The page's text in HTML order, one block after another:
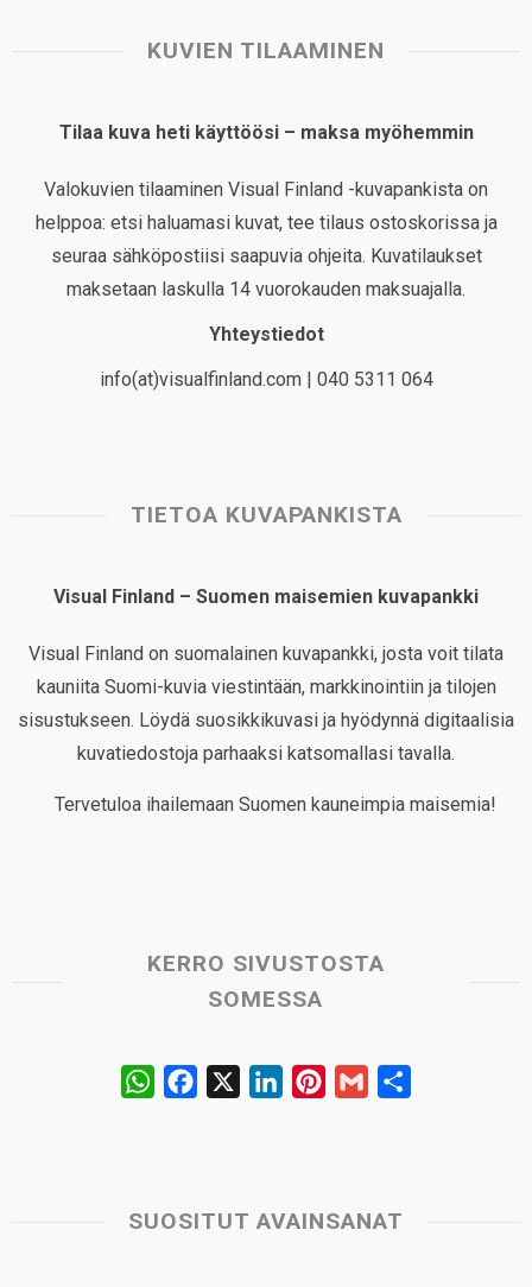
KUVIEN TILAAMINEN
Tilaa kuva heti käyttöösi – maksa myöhemmin
Valokuvien tilaaminen Visual Finland -kuvapankista on
helppoa: etsi haluamasi kuvat, tee tilaus ostoskorissa ja
seuraa sähköpostiisi saapuvia ohjeita. Kuvatilaukset
maksetaan laskulla 14 vuorokauden maksuajalla.
Yhteystiedot
info(at)visualfinland.com | 040 5311 064
TIETOA KUVAPANKISTA
Visual Finland – Suomen maisemien kuvapankki
Visual Finland on suomalainen kuvapankki, josta voit tilata
kauniita Suomi-kuvia viestintään, markkinointiin ja tilojen
sisustukseen. Löydä suosikkikuvasi ja hyödynnä digitaalisia
kuvatiedostoja parhaaksi katsomallasi tavalla.
Tervetuloa ihailemaan Suomen kauneimpia maisemia!
KERRO SIVUSTOSTA
SOMESSA
W
s
b
e
e
l
SUOSITUT AVAINSANAT